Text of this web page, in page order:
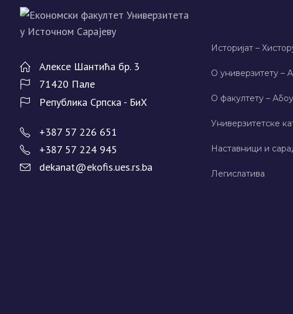
Алeксe Шантића бр. 3
71420 Палe
Рeпублика Српска - БиХ
+387 57 226 651
+387 57 224 945
dekanat@ekofis.ues.rs.ba
Историјат –
О универзитету –
О факултету –
Универзитетске
Наставници и
Легислатива